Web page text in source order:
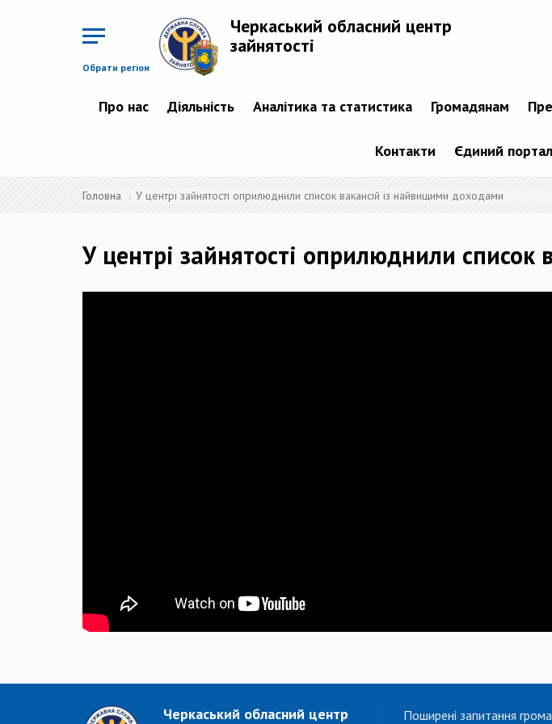
Обрати регіон
Черкаський обласний центр
зайнятості
Про нас Діяльність Аналітика та статистика Громадянам
Контакти Єдиний портал
Головна У центрі зайнятості оприлюднили список вакансій із найвищими доходами
У центрі зайнятості оприлюднили
Черкаський обласний центр Поширені запитання